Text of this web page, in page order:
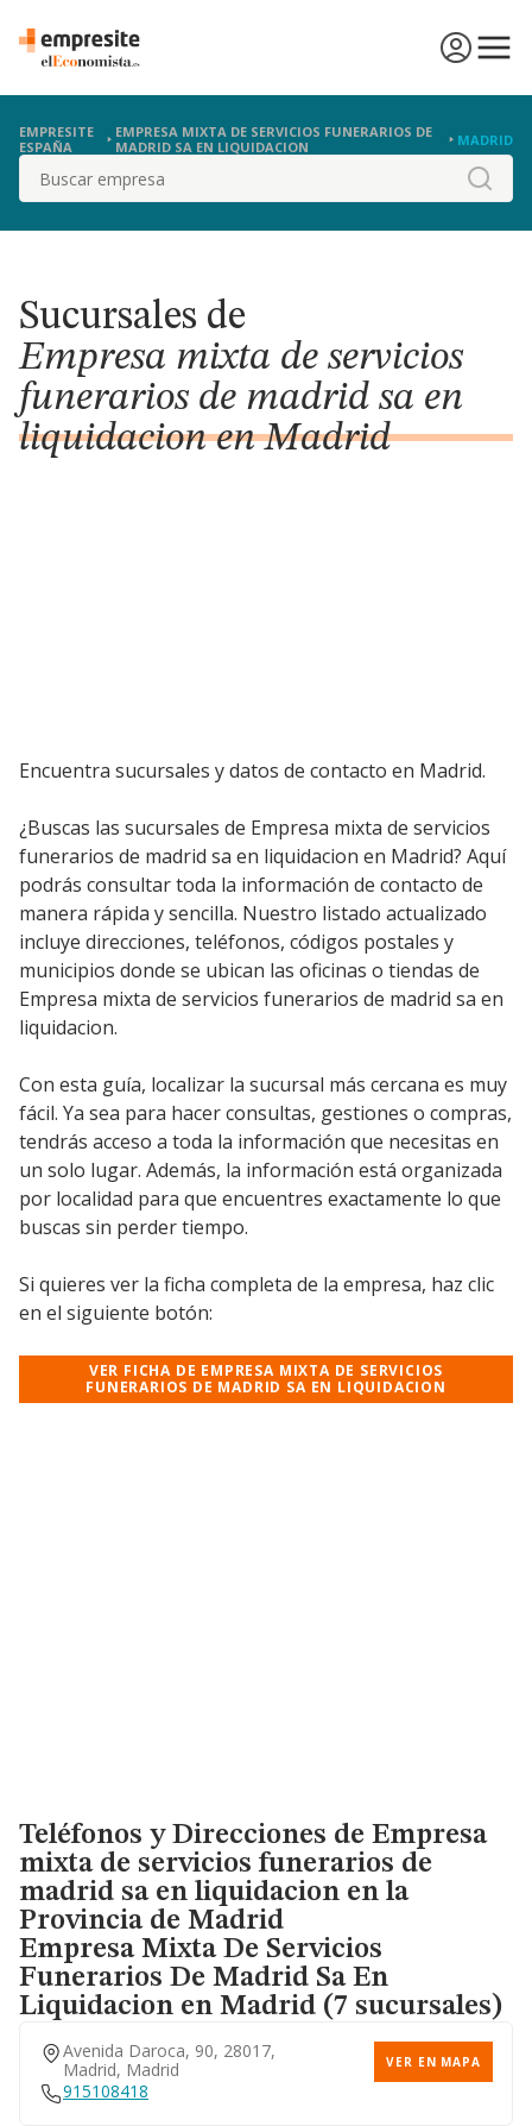
EMPRESITE
ESPAÑA
EMPRESA MIXTA DE SERVICIOS FUNERARIOS DE
MADRID SA EN LIQUIDACION
MADRID
Buscar
Sucursales de
Empresa mixta de servicios
funerarios de madrid sa en
liquidacion en Madrid
Encuentra sucursales y datos de contacto en Madrid.
¿Buscas las sucursales de Empresa mixta de servicios
funerarios de madrid sa en liquidacion en Madrid? Aquí
podrás consultar toda la información de contacto de
manera rápida y sencilla. Nuestro listado actualizado
incluye direcciones, teléfonos, códigos postales y
municipios donde se ubican las oficinas o tiendas de
Empresa mixta de servicios funerarios de madrid sa en
liquidacion.
Con esta guía, localizar la sucursal más cercana es muy
fácil. Ya sea para hacer consultas, gestiones o compras,
tendrás acceso a toda la información que necesitas en
un solo lugar. Además, la información está organizada
por localidad para que encuentres exactamente lo que
buscas sin perder tiempo.
Si quieres ver la ficha completa de la empresa, haz clic
en el siguiente botón:
VER FICHA DE EMPRESA MIXTA DE SERVICIOS
FUNERARIOS DE MADRID SA EN LIQUIDACION
Teléfonos y Direcciones de Empresa
mixta de servicios funerarios de
madrid sa en liquidacion en la
Provincia de Madrid
Empresa Mixta De Servicios
Funerarios De Madrid Sa En
Liquidacion en Madrid (7 sucursales)
Avenida Daroca, 90, 28017,
Madrid, Madrid
VER EN MAPA
915108418